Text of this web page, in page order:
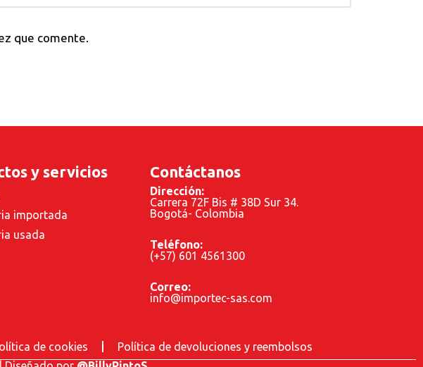
que comente.
y servicios
importada
usada
Contáctanos
Dirección:
Carrera 72F Bis # 38D Sur 34.
Bogotá- Colombia
Teléfono:
(+57) 601 4561300
Correo:
info@importec-sas.com
de cookies
Política de devoluciones y reembolsos